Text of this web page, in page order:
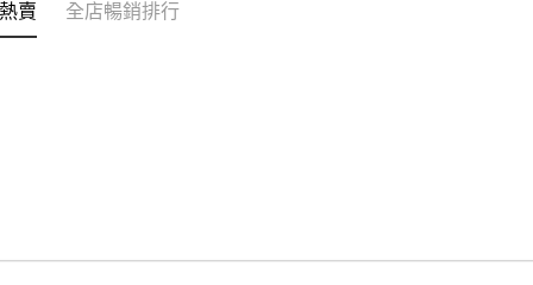
賣 全店暢銷排行